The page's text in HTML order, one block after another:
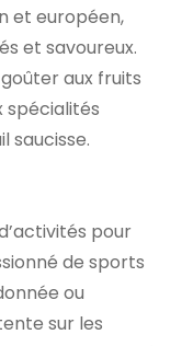
et européen,
et savoureux.
aux fruits
spécialités
saucisse.
pour
de sports
ou
sur les